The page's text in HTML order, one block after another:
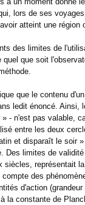
lors de ses
atteint une région
des limites de
que soit
que le contenu
ledit énoncé. Ainsi,
- n'est pas valable,
entre les deux
et disparaît le soir
Des limites de
siècles, représentait
des
d'action
la constante de